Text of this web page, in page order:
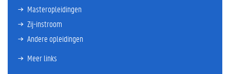
Masteropleidingen
Zij-instroom
Andere opleidingen
Meer links